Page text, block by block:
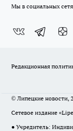
Мы в социальных
Редакционная
© Липецкие новости,
Сетевое издание
● Учредитель: